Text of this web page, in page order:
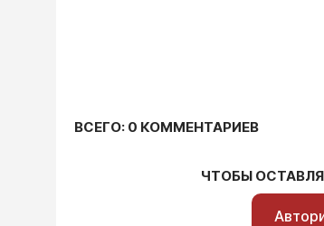
ВСЕГО: 0 КОММЕНТАРИЕВ
ЧТОБЫ